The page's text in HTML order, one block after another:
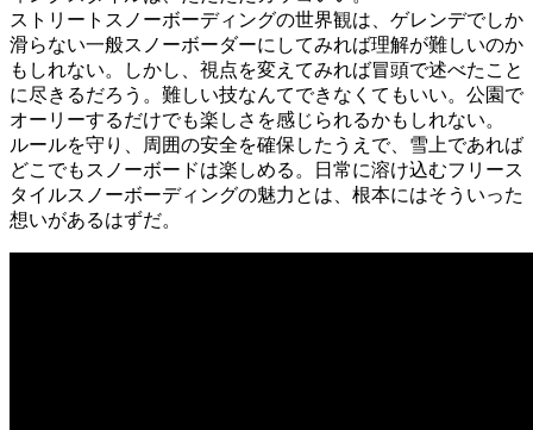
ストリートスノーボーディングの世界観は、ゲレンデでしか
滑らない一般スノーボーダーにしてみれば理解が難しいのか
もしれない。しかし、視点を変えてみれば冒頭で述べたこと
に尽きるだろう。難しい技なんてできなくてもいい。公園で
オーリーするだけでも楽しさを感じられるかもしれない。
ルールを守り、周囲の安全を確保したうえで、雪上であれば
どこでもスノーボードは楽しめる。日常に溶け込むフリース
タイルスノーボーディングの魅力とは、根本にはそういった
想いがあるはずだ。